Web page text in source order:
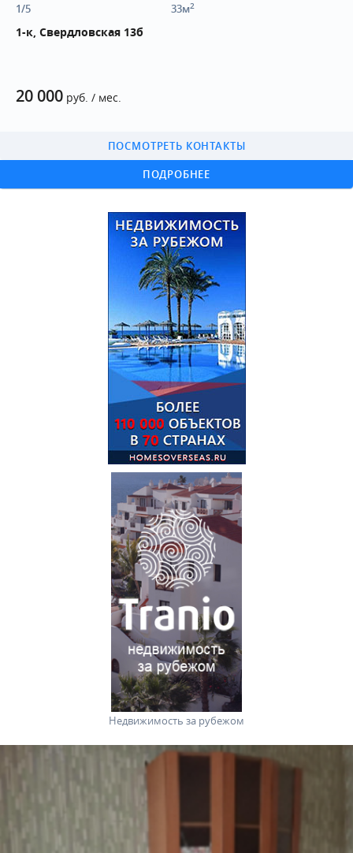
20 000 руб. / мес.
1-к, Свердловская 13б
ПОДРОБНЕЕ
ПОСМОТРЕТЬ КОНТАКТЫ
1/5 33м2
Недвижимость за рубежом